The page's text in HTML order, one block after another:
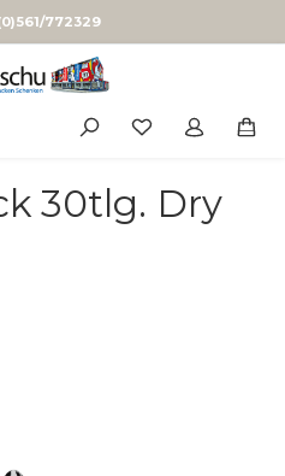
772329
30tlg. Dry